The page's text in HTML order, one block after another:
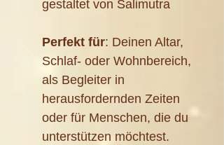
gestaltet von Salimutra
Perfekt für: Deinen Altar,
Schlaf- oder Wohnbereich,
als Begleiter in
herausfordernden Zeiten
oder für Menschen, die du
unterstützen möchtest.